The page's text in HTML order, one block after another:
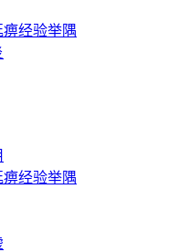
经验举隅
经验举隅